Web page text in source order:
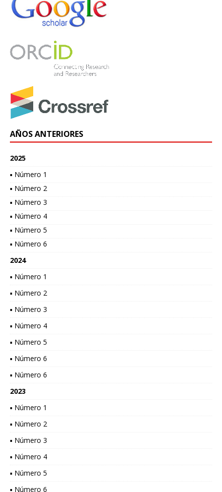
AÑOS ANTERIORES
2025
▪ Número 1
▪ Número 2
▪ Número 3
▪ Número 4
▪ Número 5
▪ Número 6
2024
▪ Número 1
▪ Número 2
▪ Número 3
▪ Número 4
▪ Número 5
▪ Número 6
▪ Número 6
2023
▪ Número 1
▪ Número 2
▪ Número 3
▪ Número 4
▪ Número 5
▪ Número 6